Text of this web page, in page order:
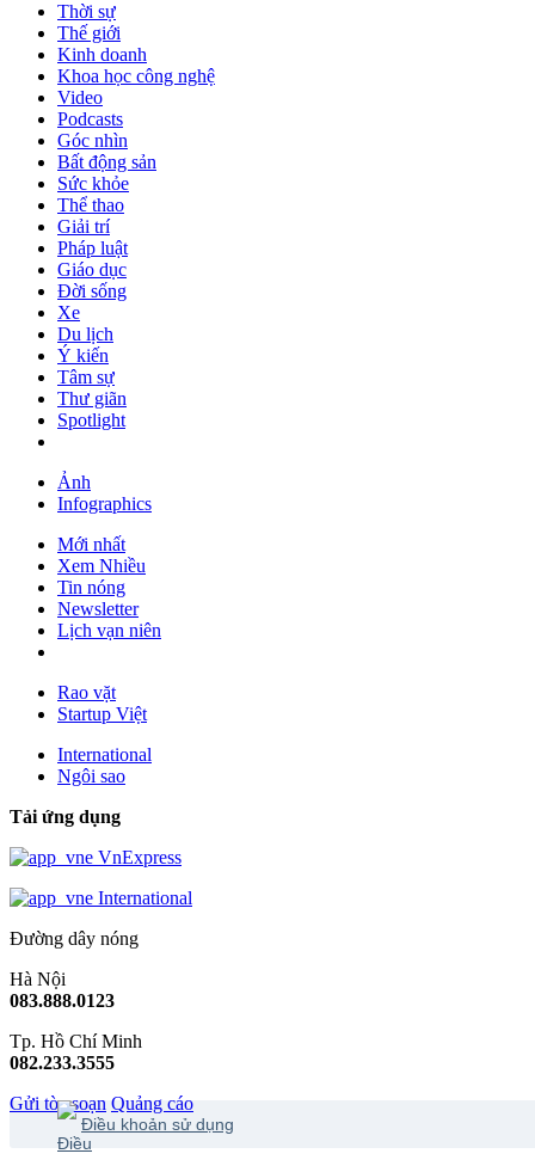
Thời sự
Thế giới
Kinh doanh
Khoa học công nghệ
Video
Podcasts
Góc nhìn
Bất động sản
Sức khỏe
Thể thao
Giải trí
Pháp luật
Giáo dục
Đời sống
Xe
Du lịch
Ý kiến
Tâm sự
Thư giãn
Spotlight
Ảnh
Infographics
Mới nhất
Xem Nhiều
Tin nóng
Newsletter
Lịch vạn niên
Rao vặt
Startup Việt
International
Ngôi sao
Tải ứng dụng
VnExpress
International
Đường dây nóng
Hà Nội
083.888.0123
Tp. Hồ Chí Minh
082.233.3555
Gửi tòa soạn Quảng cáo
Điều khoản sử dụng